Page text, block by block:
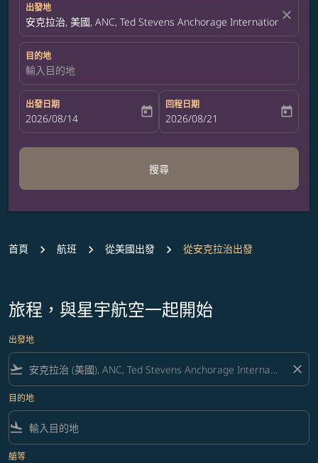
出發地
安克拉治, 美國, ANC, Ted Stevens Anchorage International
close
目的地
輸入目的地
出發日期
fc-booking-departure-date-aria-label
2026/08/14 today
回程日期
fc-booking-return-date-aria-label
2026/08/21 today
搜尋
首頁 航班 從美國出發 從安克拉治出發
旅程，與星宇航空一起開始
出發地
flight_takeoff close
目的地
flight_land
艙等